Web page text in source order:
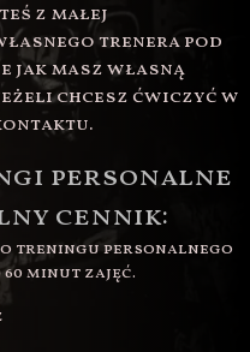
z małej
trenera pod
jak masz własną
chcesz ćwiczyć w
personalne
cennik:
treningu personalnego
minut zajęć.